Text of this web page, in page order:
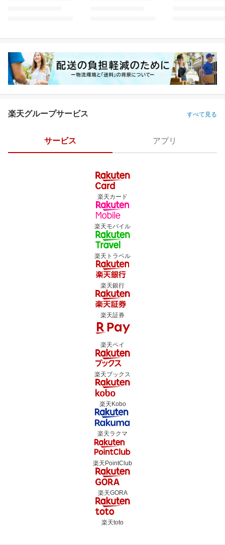
楽天グループサービス すべて見る
サービス アプリ
楽天カード
楽天モバイル
楽天トラベル
楽天銀行
楽天証券
楽天ペイ
楽天ブックス
楽天Kobo
楽天ラクマ
楽天PointClub
楽天GORA
楽天toto